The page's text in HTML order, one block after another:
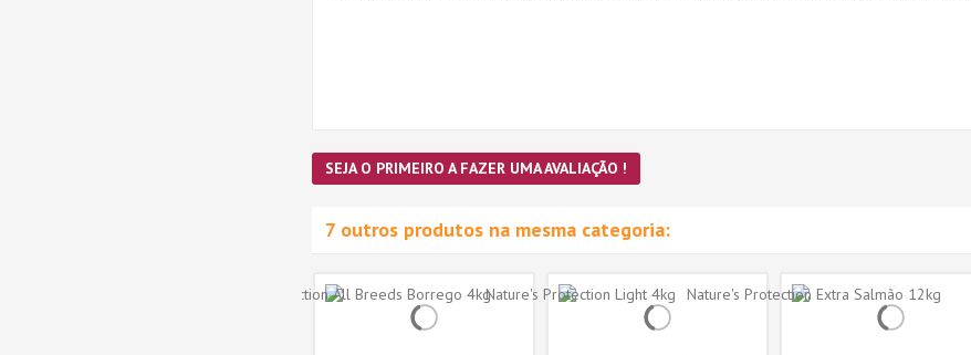
SEJA O PRIMEIRO A FAZER UMA AVALIAÇÃO !
7 outros produtos na mesma categoria: